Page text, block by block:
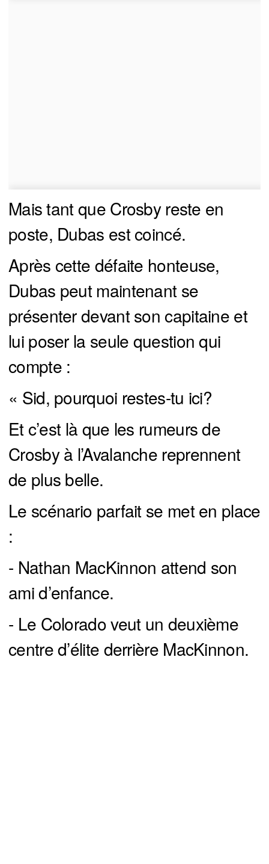
Mais tant que Crosby reste en
poste, Dubas est coincé.
Après cette défaite honteuse,
Dubas peut maintenant se
présenter devant son capitaine et
lui poser la seule question qui
compte :
« Sid, pourquoi restes-tu ici?
Et c’est là que les rumeurs de
Crosby à l’Avalanche reprennent
de plus belle.
Le scénario parfait se met en place
:
- Nathan MacKinnon attend son
ami d’enfance.
- Le Colorado veut un deuxième
centre d’élite derrière MacKinnon.